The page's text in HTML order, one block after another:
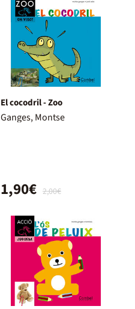
El cocodril - Zoo
Ganges, Montse
2,00€
1,90€